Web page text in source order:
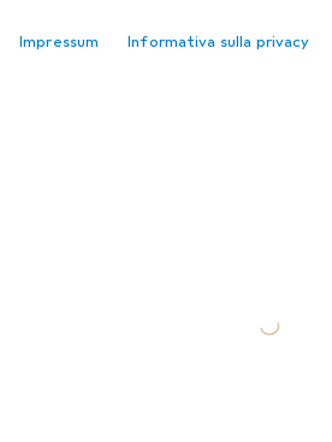
Impressum Informativa sulla privacy